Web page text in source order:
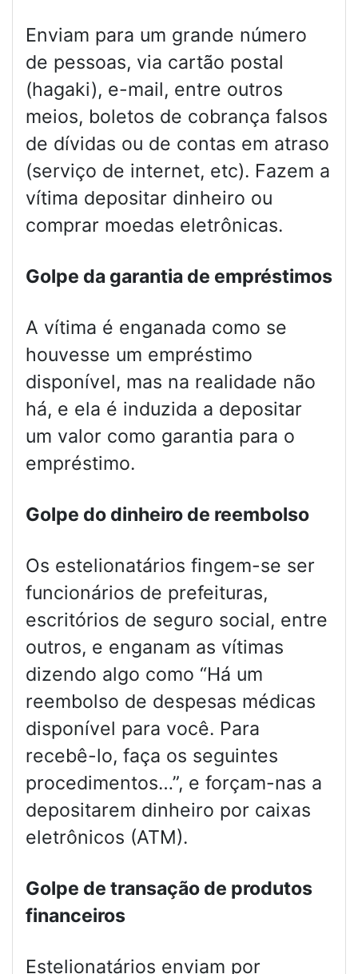
Enviam para um grande número
de pessoas, via cartão postal
(hagaki), e-mail, entre outros
meios, boletos de cobrança falsos
de dívidas ou de contas em atraso
(serviço de internet, etc). Fazem a
vítima depositar dinheiro ou
comprar moedas eletrônicas.
Golpe da garantia de empréstimos
A vítima é enganada como se
houvesse um empréstimo
disponível, mas na realidade não
há, e ela é induzida a depositar
um valor como garantia para o
empréstimo.
Golpe do dinheiro de reembolso
Os estelionatários fingem-se ser
funcionários de prefeituras,
escritórios de seguro social, entre
outros, e enganam as vítimas
dizendo algo como “Há um
reembolso de despesas médicas
disponível para você. Para
recebê-lo, faça os seguintes
procedimentos…”, e forçam-nas a
depositarem dinheiro por caixas
eletrônicos (ATM).
Golpe de transação de produtos
financeiros
Estelionatários enviam por